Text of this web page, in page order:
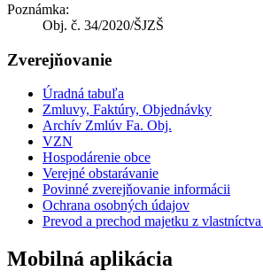
Poznámka:
Obj. č. 34/2020/ŠJZŠ
Zverejňovanie
Úradná tabuľa
Zmluvy, Faktúry, Objednávky
Archív Zmlúv Fa. Obj.
VZN
Hospodárenie obce
Verejné obstarávanie
Povinné zverejňovanie informácii
Ochrana osobných údajov
Prevod a prechod majetku z
Mobilná aplikácia